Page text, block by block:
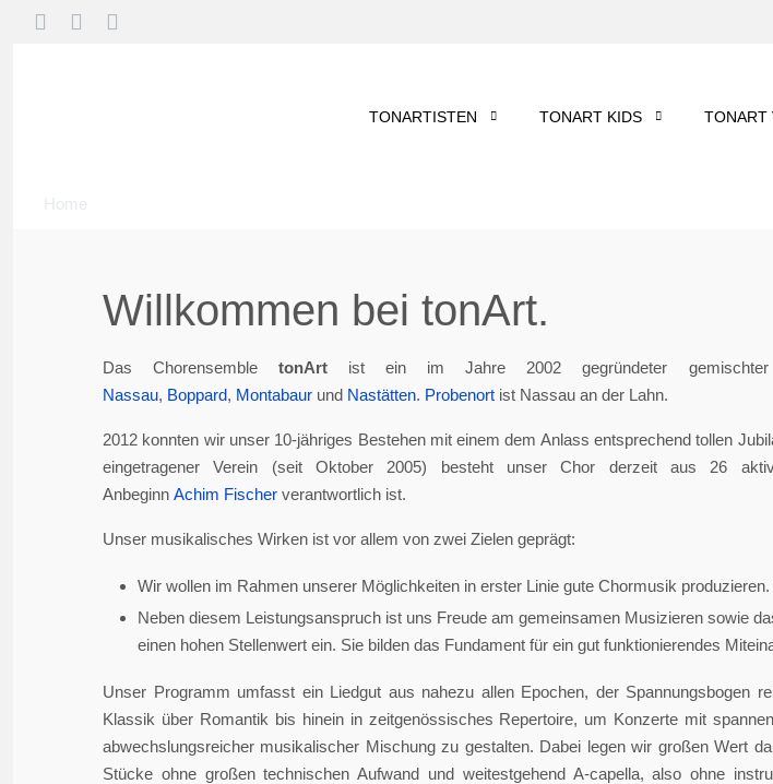
TONARTISTEN TONART KIDS TONART
Home
Willkommen bei tonArt.
Das ChorensembletonArt ist ein im Jahre 2002 gegründeter
Nassau, Boppard, Montabaur und Nastätten. Probenort ist Nassau an der Lahn.
2012 konnten wir unser 10-jähriges Bestehen mit einem dem Anlass entsprechend tollen
eingetragener Verein (seit Oktober 2005) besteht unser Chor derzeit aus 26
Anbeginn Achim Fischer verantwortlich ist.
Unser musikalisches Wirken ist vor allem von zwei Zielen geprägt:
Wir wollen im Rahmen unserer Möglichkeiten in erster Linie gute Chormusik
Neben diesem Leistungsanspruch ist uns Freude am gemeinsamen Musizieren sowie
einen hohen Stellenwert ein. Sie bilden das Fundament für ein gut funktionierendes
Unser Programm umfasst ein Liedgut aus nahezu allen Epochen, der Spannungsbogen
Klassik über Romantik bis hinein in zeitgenössisches Repertoire, um Konzerte mit
abwechslungsreicher musikalischer Mischung zu gestalten. Dabei legen wir großen Wert
Stücke ohne großen technischen Aufwand und weitestgehend A-capella, also ohne